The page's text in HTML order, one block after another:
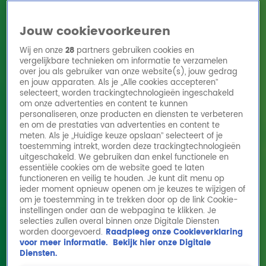
HomeActiesRadioshows DJ'sRadio 10 zendersHitlijsten
Radio luisteren
Volg Radio 10
Zoeken
HomeOnline Radio LuisterenActiesShowsAlle zenders
Gerard houdt van... het vakantiepark!?
13 juli 2023, 13:09
Gerard houdt van... het vakantiepark!?
Jouw cookievoorkeuren
Wij en onze28 partners gebruiken cookies en
vergelijkbare technieken om informatie te verzamelen
over jou als gebruiker van onze website(s), jouw gedrag
en jouw apparaten. Als je „Alle cookies accepteren”
selecteert, worden trackingtechnologieën ingeschakeld
om onze advertenties en content te kunnen
personaliseren, onze producten en diensten te verbeteren
en om de prestaties van advertenties en content te
meten. Als je „Huidige keuze opslaan” selecteert of je
toestemming intrekt, worden deze trackingtechnologieën
uitgeschakeld. We gebruiken dan enkel functionele en
essentiële cookies om de website goed te laten
functioneren en veilig te houden. Je kunt dit menu op
ieder moment opnieuw openen om je keuzes te wijzigen of
om je toestemming in te trekken door op de link Cookie-
instellingen onder aan de webpagina te klikken. Je
selecties zullen overal binnen onze Digitale Diensten
worden doorgevoerd. Raadpleeg onze Cookieverklaring
voor meer informatie. Bekijk hier onze Digitale
Diensten.